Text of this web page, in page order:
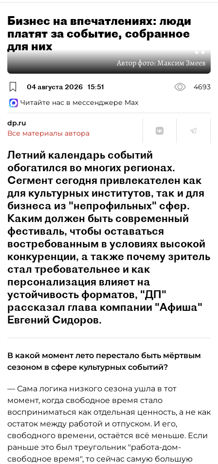
Бизнес на впечатлениях: люди
платят за событие, собранное
для них
Автор фото:Максим Змеев
04 августа 2026 15:51
4693
Читайте нас в мессенджере Max
dp.ru
Все материалы автора
Летний календарь событий
обогатился во многих регионах.
Сегмент сегодня привлекателен как
для культурных институтов, так и для
бизнеса из "непрофильных" сфер.
Каким должен быть современный
фестиваль, чтобы оставаться
востребованным в условиях высокой
конкуренции, а также почему зритель
стал требовательнее и как
персонализация влияет на
устойчивость форматов, "ДП"
рассказал глава компании "Афиша"
Евгений Сидоров.
В какой момент лето перестало быть мёртвым
сезоном в сфере культурных событий?
— Сама логика низкого сезона ушла в тот
момент, когда свободное время стало
восприниматься как отдельная ценность, а не как
остаток между работой и отпуском. И его,
свободного времени, остаётся всё меньше. Если
раньше это был треугольник "работа-дом-
свободное время", то сейчас самую большую